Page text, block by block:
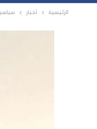
الرئيسية أخبار